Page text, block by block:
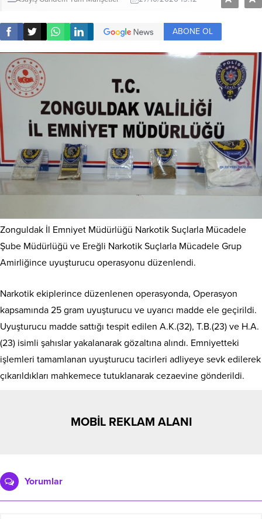
ABONE OL
Zonguldak İl Emniyet Müdürlüğü Narkotik Suçlarla Mücadele
Şube Müdürlüğü ve Ereğli Narkotik Suçlarla Mücadele Grup
Amirliğince uyuşturucu operasyonu düzenlendi.
Narkotik ekiplerince düzenlenen operasyonda, Operasyon
kapsamında 25 gram uyuşturucu ve uyarıcı madde ele geçirildi.
Uyuşturucu madde sattığı tespit edilen A.K.(32), T.B.(23) ve H.A.
(23) isimli şahıslar yakalanarak gözaltına alındı. Emniyetteki
işlemleri tamamlanan uyuşturucu tacirleri adliyeye sevk edilerek
çıkarıldıkları mahkemece tutuklanarak cezaevine gönderildi.
MOBİL REKLAM ALANI
Yorumlar